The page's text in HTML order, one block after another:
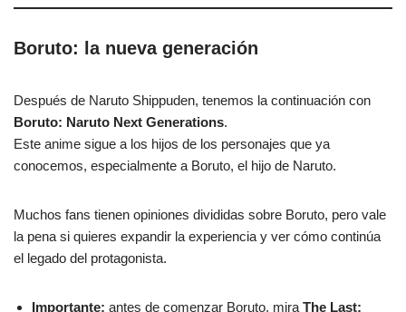
Boruto: la nueva generación
Después de Naruto Shippuden, tenemos la continuación con
Boruto: Naruto Next Generations.
Este anime sigue a los hijos de los personajes que ya
conocemos, especialmente a Boruto, el hijo de Naruto.
Muchos fans tienen opiniones divididas sobre Boruto, pero vale
la pena si quieres expandir la experiencia y ver cómo continúa
el legado del protagonista.
Importante: antes de comenzar Boruto, mira The Last: